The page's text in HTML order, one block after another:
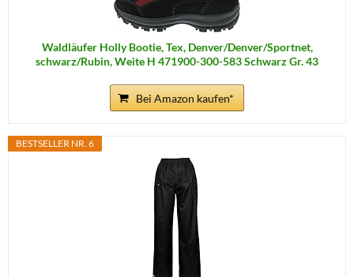
Waldläufer Holly Bootie, Tex, Denver/Denver/Sportnet,
schwarz/Rubin, Weite H 471900-300-583 Schwarz Gr. 43
Bei Amazon kaufen*
BESTSELLER NR. 6